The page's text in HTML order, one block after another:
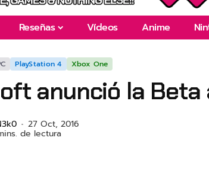
Reseñas Vídeos Anime
PlayStation 4 Xbox One
anunció la Beta
27 Oct, 2016
de lectura